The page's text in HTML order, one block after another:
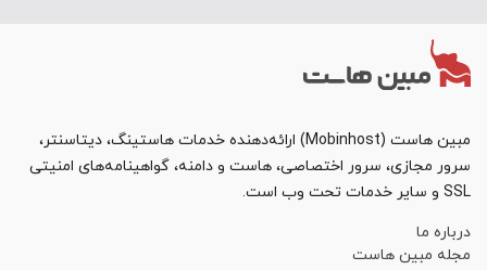
مبین هاست (Mobinhost) ارائه‌دهنده خدمات هاستینگ، دیتاسنتر،
سرور مجازی، سرور اختصاصی، هاست و دامنه، گواهینامه‌های امنیتی
SSL و سایر خدمات تحت وب است.
درباره ما
مجله مبین هاست